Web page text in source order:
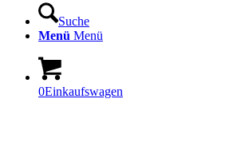
Suche
Menü Menü
0Einkaufswagen